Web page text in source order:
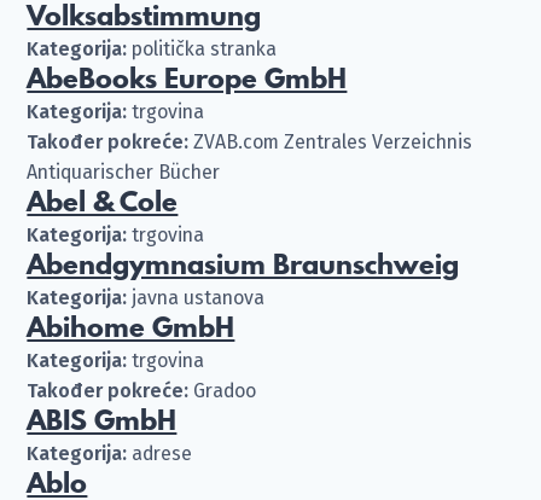
Volksabstimmung
Kategorija: politička stranka
AbeBooks Europe GmbH
Kategorija: trgovina
Također pokreće: ZVAB.com Zentrales Verzeichnis
Antiquarischer Bücher
Abel & Cole
Kategorija: trgovina
Abendgymnasium Braunschweig
Kategorija: javna ustanova
Abihome GmbH
Kategorija: trgovina
Također pokreće: Gradoo
ABIS GmbH
Kategorija: adrese
Ablo